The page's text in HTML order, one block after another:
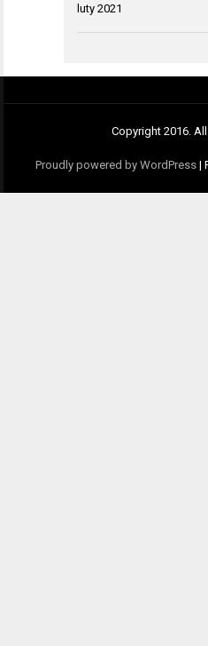
luty 2021
Copyright 2016.
Proudly powered by WordPress |